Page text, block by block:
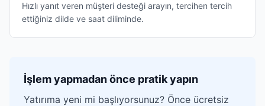
Hızlı yanıt veren müşteri desteği arayın, tercihen tercih
ettiğiniz dilde ve saat diliminde.
İşlem yapmadan önce pratik yapın
Yatırıma yeni mi başlıyorsunuz? Önce ücretsiz